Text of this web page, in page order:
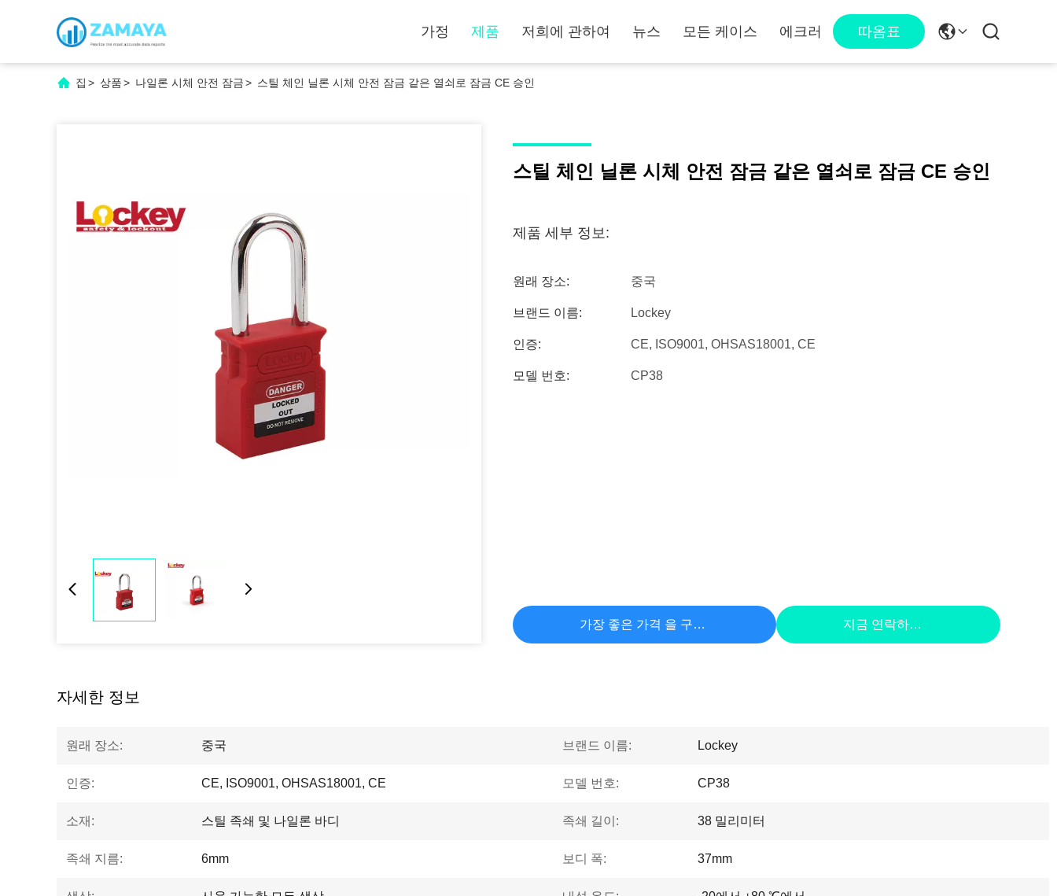
가정 제품 저희에 관하여 뉴스 모든 케이스 에크러 따옴표
집 > 상품> 나일론 시체 안전 잠금> 스틸 체인 닐론 시체 안전 잠금 같은 열쇠로 잠금 CE 승인
스틸 체인 닐론 시체 안전 잠금 같은 열쇠로 잠금 CE 승인
제품 세부 정보:
원래 장소: 중국
브랜드 이름: Lockey
인증: CE, ISO9001, OHSAS18001, CE
모델 번호: CP38
가장 좋은 가격 을 구하라 지금 연락하세요
자세한 정보
원래 장소: 중국 브랜드 이름: Lockey
인증: CE, ISO9001, OHSAS18001, CE 모델 번호: CP38
소재: 스틸 족쇄 및 나일론 바디 족쇄 길이: 38 밀리미터
족쇄 지름: 6mm 보디 폭: 37mm